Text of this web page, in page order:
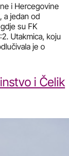
i Hercegovine
a jedan od
su FK
Utakmica, koju
je o
i Čelik